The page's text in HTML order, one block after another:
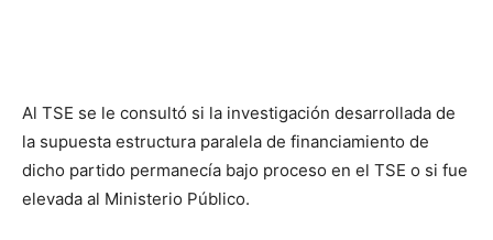
Al TSE se le consultó si la investigación desarrollada de
la supuesta estructura paralela de financiamiento de
dicho partido permanecía bajo proceso en el TSE o si fue
elevada al Ministerio Público.